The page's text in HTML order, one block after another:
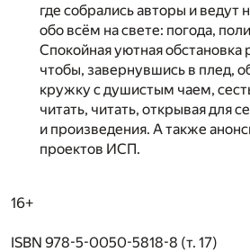
где собрались авторы и ведут
обо всём на свете: погода,
Спокойная уютная обстановка
чтобы, завернувшись в плед,
кружку с душистым чаем,
читать, читать, открывая для
и произведения. А также
проектов ИСП.
16+
ISBN 978-5-0050-5818-8 (т. 17)